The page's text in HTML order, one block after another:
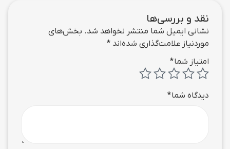
نقد و بررسی‌ها
نشانی ایمیل شما منتشر نخواهد شد. بخش‌های
موردنیاز علامت‌گذاری شده‌اند *
امتیاز شما*
دیدگاه شما*